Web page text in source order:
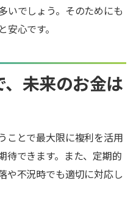
いでしょう。そのためにも
心です。
未来のお金は
ことで最大限に複利を活用
待できます。また、定期的
や不況時でも適切に対応し